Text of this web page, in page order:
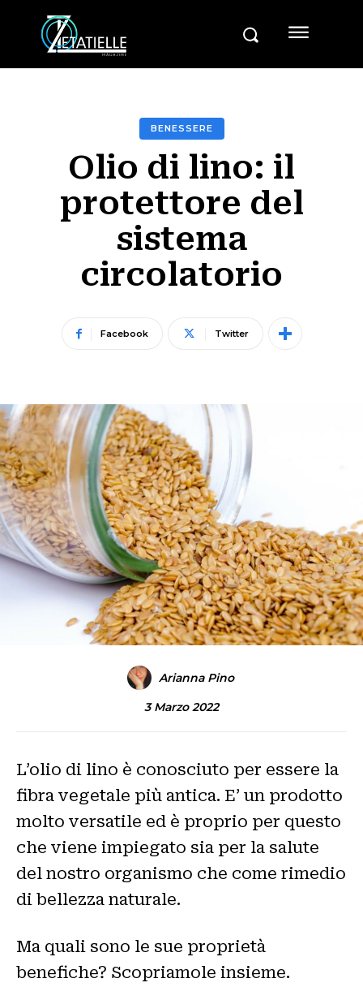
BENESSERE
Olio di lino: il
protettore del
sistema
circolatorio
Facebook Twitter
Arianna Pino
3 Marzo 2022
L’olio di lino è conosciuto per essere la
fibra vegetale più antica. E’ un prodotto
molto versatile ed è proprio per questo
che viene impiegato sia per la salute
del nostro organismo che come rimedio
di bellezza naturale.
Ma quali sono le sue proprietà
benefiche? Scopriamole insieme.